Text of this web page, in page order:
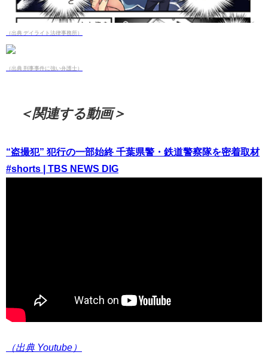
（出典 デイライト法律事務所）
（出典 刑事事件に強い弁護士）
＜関連する動画＞
“盗撮犯” 犯行の一部始終 千葉県警・鉄道警察隊を密着取材
#shorts | TBS NEWS DIG
（出典 Youtube）